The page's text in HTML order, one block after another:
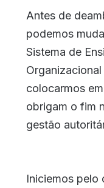
Antes de
podemos
Sistema de
colocarmos
obrigam o fim
gestão
Iniciemos pelo